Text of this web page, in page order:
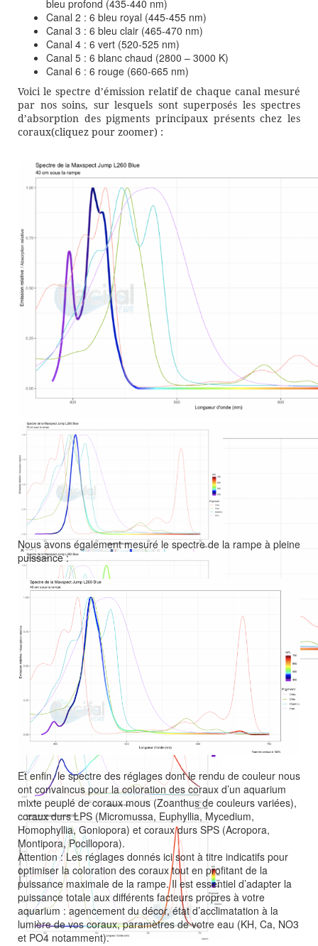
bleu profond (435-440 nm)
Canal 2 : 6 bleu royal (445-455 nm)
Canal 3 : 6 bleu clair (465-470 nm)
Canal 4 : 6 vert (520-525 nm)
Canal 5 : 6 blanc chaud (2800 – 3000 K)
Canal 6 : 6 rouge (660-665 nm)
Voici le spectre d’émission relatif de chaque canal mesuré
par nos soins, sur lesquels sont superposés les spectres
d’absorption des pigments principaux présents chez les
coraux(cliquez pour zoomer) :
Canal 1
Canal 2
Canal 3
Canal 4
Canal 5
Nous avons également mesuré le spectre de la rampe à pleine
puissance :
Et enfin, le spectre des réglages dont le rendu de couleur nous
ont convaincus pour la coloration des coraux d’un aquarium
mixte peuplé de coraux mous (Zoanthus de couleurs variées),
coraux durs LPS (Micromussa, Euphyllia, Mycedium,
Homophyllia, Goniopora) et coraux durs SPS (Acropora,
Montipora, Pocillopora).
Attention : Les réglages donnés ici sont à titre indicatifs pour
optimiser la coloration des coraux tout en profitant de la
puissance maximale de la rampe. Il est essentiel d’adapter la
puissance totale aux différents facteurs propres à votre
aquarium : agencement du décor, état d’acclimatation à la
lumière de vos coraux, paramètres de votre eau (KH, Ca, NO3
et PO4 notamment).